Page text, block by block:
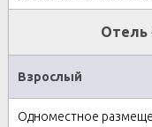
Отель
Взрослый